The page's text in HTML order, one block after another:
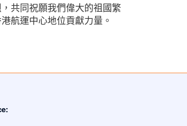
共同祝願我們偉大的祖國繁
航運中心地位貢獻力量。